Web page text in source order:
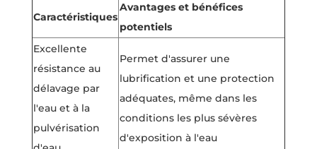
Caractéristiques
Avantages et bénéfices
potentiels
Excellente
résistance au
délavage par
l'eau et à la
pulvérisation
Permet d'assurer une
lubrification et une protection
adéquates, même dans les
conditions les plus sévères
d'exposition à l'eau